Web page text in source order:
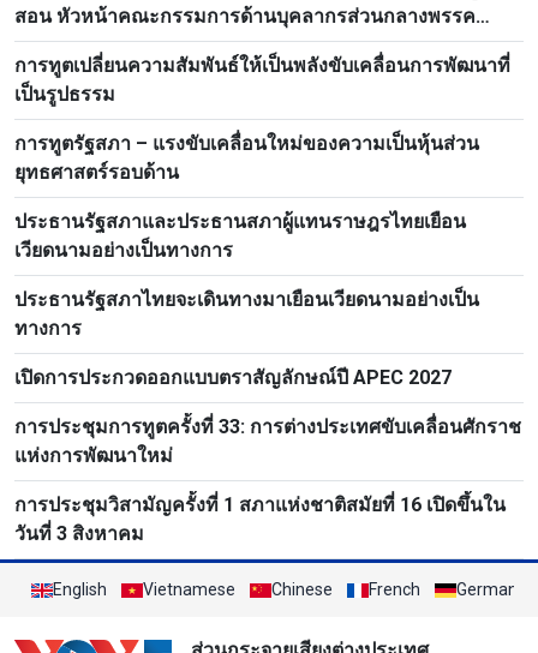
สอน หัวหน้าคณะกรรมการด้านบุคลากรส่วนกลางพรรค
ประชาชนปฏิวัติลาว
การทูตเปลี่ยนความสัมพันธ์ให้เป็นพลังขับเคลื่อนการพัฒนาที่
เป็นรูปธรรม
การทูตรัฐสภา – แรงขับเคลื่อนใหม่ของความเป็นหุ้นส่วน
ยุทธศาสตร์รอบด้าน
ประธานรัฐสภาและประธานสภาผู้แทนราษฎรไทยเยือน
เวียดนามอย่างเป็นทางการ
ประธานรัฐสภาไทยจะเดินทางมาเยือนเวียดนามอย่างเป็น
ทางการ
เปิดการประกวดออกแบบตราสัญลักษณ์ปี APEC 2027
การประชุมการทูตครั้งที่ 33: การต่างประเทศขับเคลื่อนศักราช
แห่งการพัฒนาใหม่
การประชุมวิสามัญครั้งที่ 1 สภาแห่งชาติสมัยที่ 16 เปิดขึ้นใน
วันที่ 3 สิงหาคม
English Vietnamese Chinese French German